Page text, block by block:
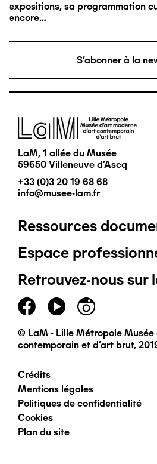
expositions, sa programmation
encore…
S'abonner à la
Image
LaM, 1 allée du Musée
59650 Villeneuve d'Ascq
+33 (0)3 20 19 68 68
info@musee-lam.fr
Pied
de
page
principal
Ressources
Espace
Retrouvez-nous sur
© LaM - Lille Métropole
contemporain et d'art brut,
Pied
de
page
Crédits
Mentions légales
Politiques de confidentialité
Cookies
Plan du site